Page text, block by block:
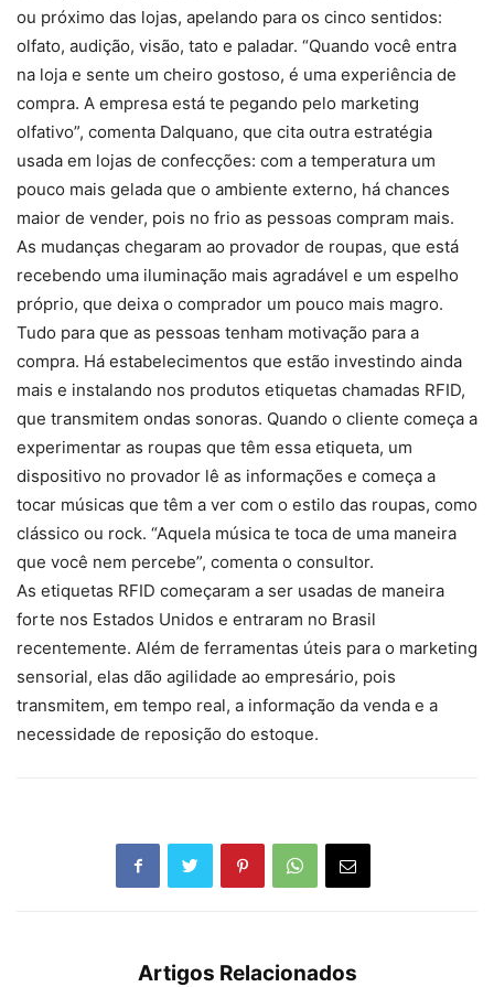
ou próximo das lojas, apelando para os cinco sentidos:
olfato, audição, visão, tato e paladar. “Quando você entra
na loja e sente um cheiro gostoso, é uma experiência de
compra. A empresa está te pegando pelo marketing
olfativo”, comenta Dalquano, que cita outra estratégia
usada em lojas de confecções: com a temperatura um
pouco mais gelada que o ambiente externo, há chances
maior de vender, pois no frio as pessoas compram mais.
As mudanças chegaram ao provador de roupas, que está
recebendo uma iluminação mais agradável e um espelho
próprio, que deixa o comprador um pouco mais magro.
Tudo para que as pessoas tenham motivação para a
compra. Há estabelecimentos que estão investindo ainda
mais e instalando nos produtos etiquetas chamadas RFID,
que transmitem ondas sonoras. Quando o cliente começa a
experimentar as roupas que têm essa etiqueta, um
dispositivo no provador lê as informações e começa a
tocar músicas que têm a ver com o estilo das roupas, como
clássico ou rock. “Aquela música te toca de uma maneira
que você nem percebe”, comenta o consultor.
As etiquetas RFID começaram a ser usadas de maneira
forte nos Estados Unidos e entraram no Brasil
recentemente. Além de ferramentas úteis para o marketing
sensorial, elas dão agilidade ao empresário, pois
transmitem, em tempo real, a informação da venda e a
necessidade de reposição do estoque.
Artigos Relacionados